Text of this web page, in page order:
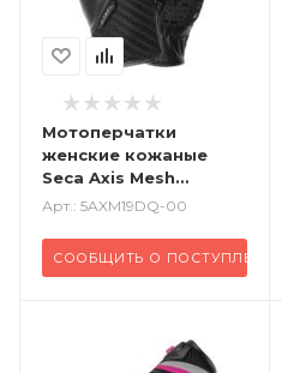
Мотоперчатки
женские кожаные
Seca Axis Mesh
черный
Арт.: 5AXM19DQ-00
СООБЩИТЬ О ПОСТУПЛЕНИИ